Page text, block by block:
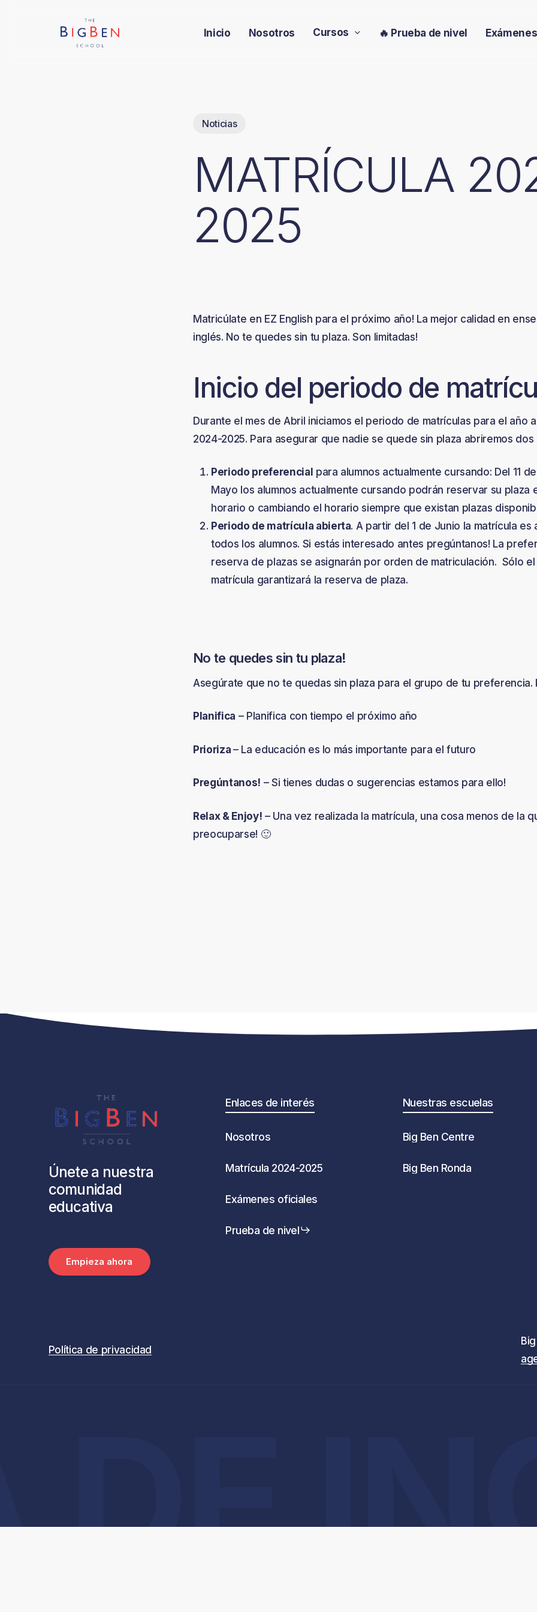
Inicio Nosotros Cursos 🔥 Prueba de nivel Exámenes
Noticias
MATRÍCULA
2025
Matricúlate en EZ English para el próximo año! La mejor calidad en
inglés. No te quedes sin tu plaza. Son limitadas!
Inicio del periodo de
Durante el mes de Abril iniciamos el periodo de matrículas para el año
2024-2025. Para asegurar que nadie se quede sin plaza abriremos
Periodo preferencial para alumnos actualmente cursando: Del 11
Mayo los alumnos actualmente cursando podrán reservar su plaza
horario o cambiando el horario siempre que existan plazas
Periodo de matrícula abierta. A partir del 1 de Junio la matrícula es
todos los alumnos. Si estás interesado antes pregúntanos! La
reserva de plazas se asignarán por orden de matriculación. Sólo
matrícula garantizará la reserva de plaza.
No te quedes sin tu plaza!
Asegúrate que no te quedas sin plaza para el grupo de tu preferencia.
Planifica – Planifica con tiempo el próximo año
Prioriza – La educación es lo más importante para el futuro
Pregúntanos! – Si tienes dudas o sugerencias estamos para ello!
Relax & Enjoy! – Una vez realizada la matrícula, una cosa menos de la
preocuparse! 🙂
Únete a nuestra
comunidad
educativa
Empieza ahora
Enlaces de interés
Nosotros
Matrícula 2024-2025
Exámenes oficiales
Prueba de nivel
Nuestras escuelas
Big Ben Centre
Big Ben Ronda
Política de privacidad